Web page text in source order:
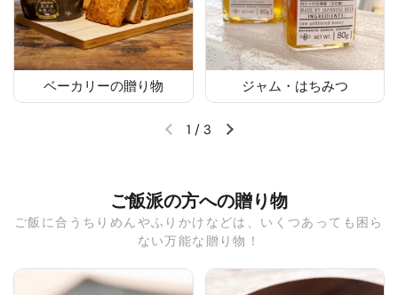
ベーカリーの贈り物 ジャム・はちみつ
1 / 3
ご飯派の方への贈り物
ご飯に合うちりめんやふりかけなどは、いくつあっても困ら
ない万能な贈り物！